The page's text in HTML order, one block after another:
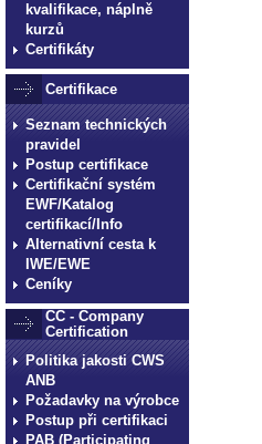
kvalifikace, náplně
kurzů
Certifikáty
Certifikace
Seznam technických
pravidel
Postup certifikace
Certifikační systém
EWF/Katalog
certifikací/Info
Alternativní cesta k
IWE/EWE
Ceníky
CC - Company
Certification
Politika jakosti CWS
ANB
Požadavky na výrobce
Postup při certifikaci
PAB (Participating